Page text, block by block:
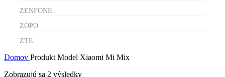
ZENFONE
ZOPO
ZTE
Domov Produkt Model Xiaomi Mi Mix
Zobrazujú sa 2 výsledky